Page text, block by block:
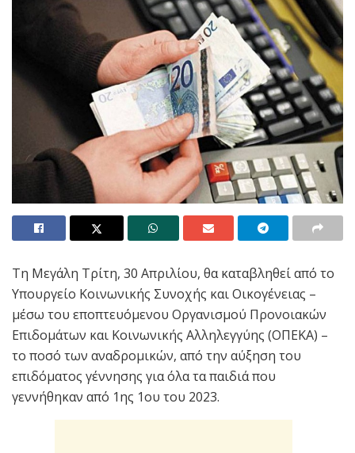
Τη Μεγάλη Τρίτη, 30 Απριλίου, θα καταβληθεί από το
Υπουργείο Κοινωνικής Συνοχής και Οικογένειας –
μέσω του εποπτευόμενου Οργανισμού Προνοιακών
Επιδομάτων και Κοινωνικής Αλληλεγγύης (ΟΠΕΚΑ) –
το ποσό των αναδρομικών, από την αύξηση του
επιδόματος γέννησης για όλα τα παιδιά που
γεννήθηκαν από 1ης 1ου του 2023.